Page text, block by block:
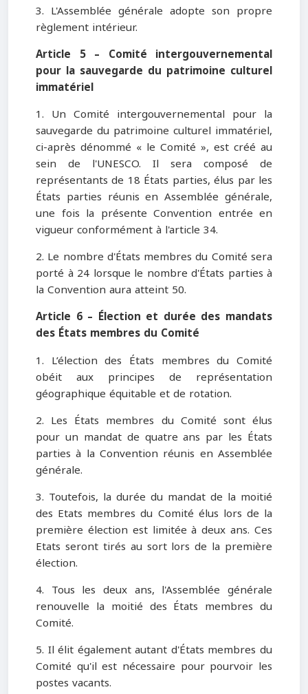
3. L'Assemblée générale adopte son propre
règlement intérieur.
Article 5 – Comité intergouvernemental
pour la sauvegarde du patrimoine culturel
immatériel
1. Un Comité intergouvernemental pour la
sauvegarde du patrimoine culturel immatériel,
ci-après dénommé « le Comité », est créé au
sein de l'UNESCO. Il sera composé de
représentants de 18 États parties, élus par les
États parties réunis en Assemblée générale,
une fois la présente Convention entrée en
vigueur conformément à l'article 34.
2. Le nombre d'États membres du Comité sera
porté à 24 lorsque le nombre d'États parties à
la Convention aura atteint 50.
Article 6 – Élection et durée des mandats
des États membres du Comité
1. L’élection des États membres du Comité
obéit aux principes de représentation
géographique équitable et de rotation.
2. Les États membres du Comité sont élus
pour un mandat de quatre ans par les États
parties à la Convention réunis en Assemblée
générale.
3. Toutefois, la durée du mandat de la moitié
des Etats membres du Comité élus lors de la
première élection est limitée à deux ans. Ces
Etats seront tirés au sort lors de la première
élection.
4. Tous les deux ans, l'Assemblée générale
renouvelle la moitié des États membres du
Comité.
5. Il élit également autant d'États membres du
Comité qu'il est nécessaire pour pourvoir les
postes vacants.